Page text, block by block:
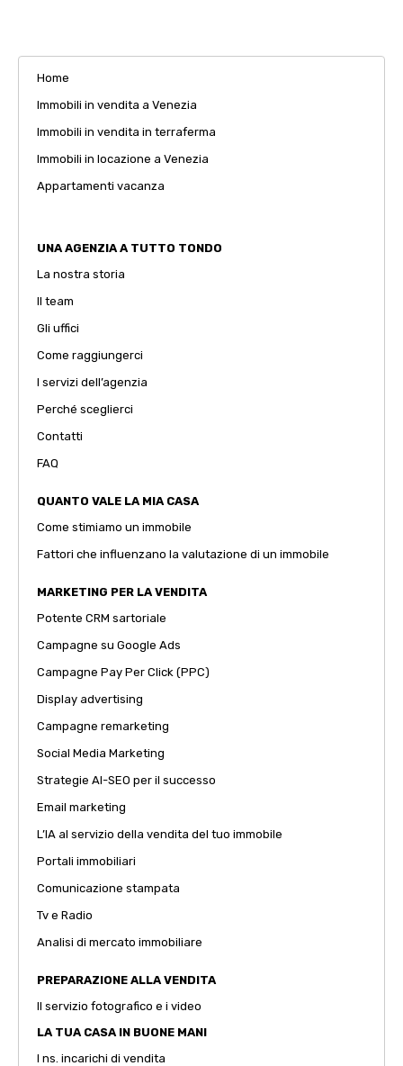
Home
Immobili in vendita a Venezia
Immobili in vendita in terraferma
Immobili in locazione a Venezia
Appartamenti vacanza
UNA AGENZIA A TUTTO TONDO
La nostra storia
Il team
Gli uffici
Come raggiungerci
I servizi dell’agenzia
Perché sceglierci
Contatti
FAQ
QUANTO VALE LA MIA CASA
Come stimiamo un immobile
Fattori che influenzano la valutazione di un immobile
MARKETING PER LA VENDITA
Potente CRM sartoriale
Campagne su Google Ads
Campagne Pay Per Click (PPC)
Display advertising
Campagne remarketing
Social Media Marketing
Strategie AI-SEO per il successo
Email marketing
L’IA al servizio della vendita del tuo immobile
Portali immobiliari
Comunicazione stampata
Tv e Radio
Analisi di mercato immobiliare
PREPARAZIONE ALLA VENDITA
Il servizio fotografico e i video
LA TUA CASA IN BUONE MANI
I ns. incarichi di vendita